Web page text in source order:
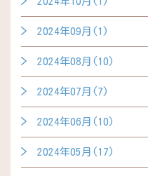
2024年09月(1)
2024年08月(10)
2024年07月(7)
2024年06月(10)
2024年05月(17)